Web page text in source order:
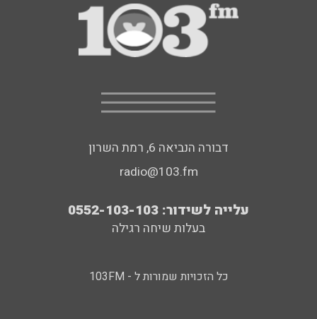
דבורה הנביאה 6, רמת השרון
radio@103.fm
עלייה לשידור: 0552-103-103
בעלות שיחה רגילה
כל הזכויות שמורות ל - 103FM